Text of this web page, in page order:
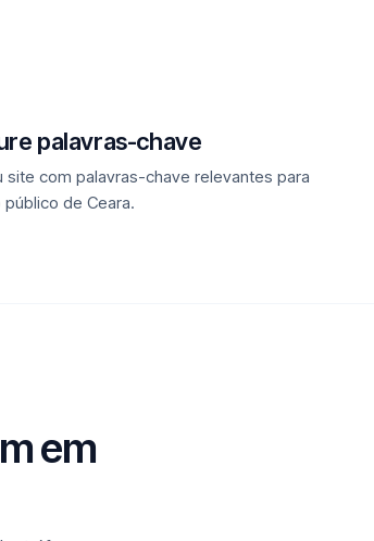
palavras-chave
site com palavras-chave relevantes para
público de Ceara.
em